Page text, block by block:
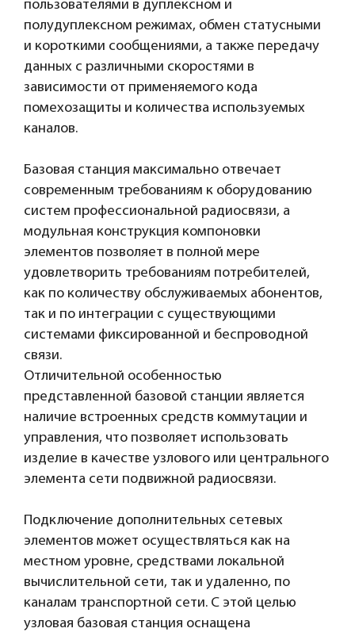
пользователями в дуплексном и
полудуплексном режимах, обмен статусными
и короткими сообщениями, а также передачу
данных с различными скоростями в
зависимости от применяемого кода
помехозащиты и количества используемых
каналов.
Базовая станция максимально отвечает
современным требованиям к оборудованию
систем профессиональной радиосвязи, а
модульная конструкция компоновки
элементов позволяет в полной мере
удовлетворить требованиям потребителей,
как по количеству обслуживаемых абонентов,
так и по интеграции с существующими
системами фиксированной и беспроводной
связи.
Отличительной особенностью
представленной базовой станции является
наличие встроенных средств коммутации и
управления, что позволяет использовать
изделие в качестве узлового или центрального
элемента сети подвижной радиосвязи.
Подключение дополнительных сетевых
элементов может осуществляться как на
местном уровне, средствами локальной
вычислительной сети, так и удаленно, по
каналам транспортной сети. С этой целью
узловая базовая станция оснащена